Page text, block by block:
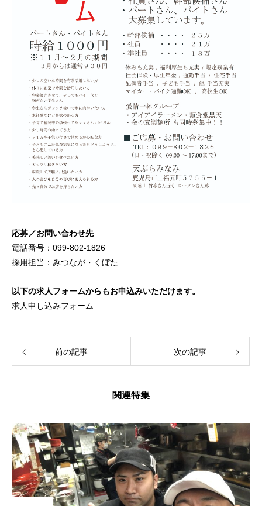
応募／お問い合わせ先
電話番号：099-802-1826
採用担当：みつなが・くぼた
以下の求人フォームからもお申込みいただけます。
求人申し込みフォーム
前の記事 次の記事
関連特集